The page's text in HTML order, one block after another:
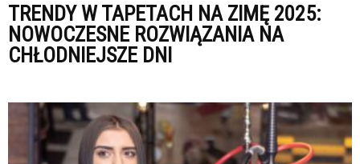
TRENDY W TAPETACH NA ZIMĘ 2025:
NOWOCZESNE ROZWIĄZANIA NA
CHŁODNIEJSZE DNI